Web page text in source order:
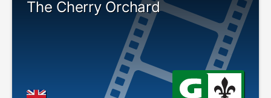
The Cherry Orchard